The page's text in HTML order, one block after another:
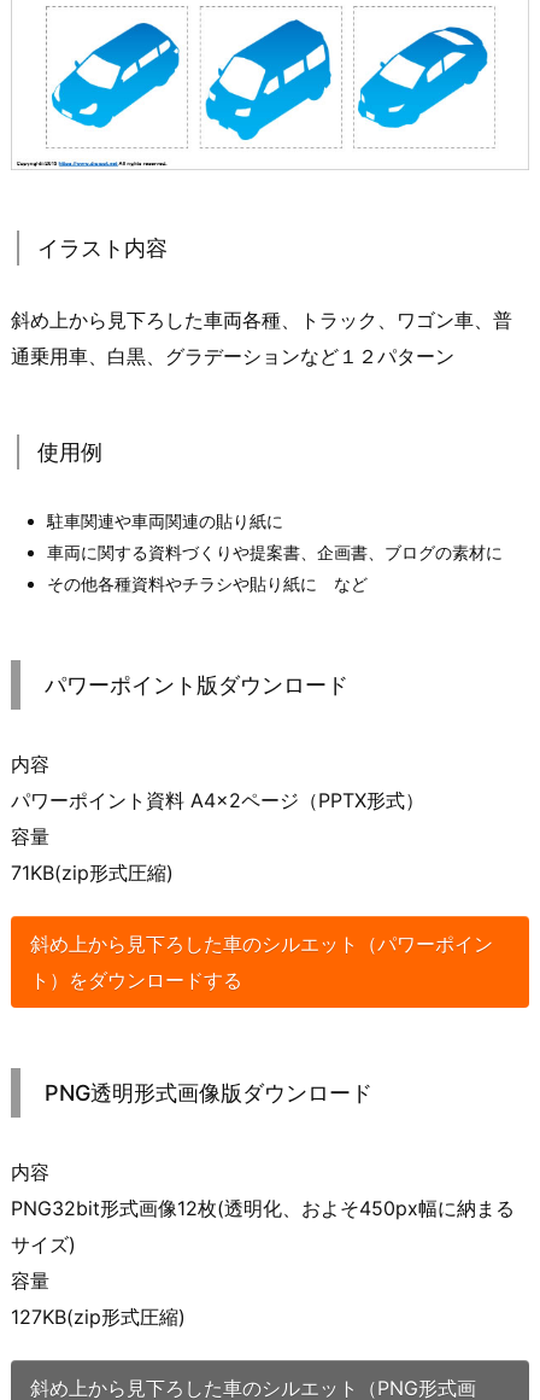
イラスト内容
斜め上から見下ろした車両各種、トラック、ワゴン車、普
通乗用車、白黒、グラデーションなど１２パターン
使用例
駐車関連や車両関連の貼り紙に
車両に関する資料づくりや提案書、企画書、ブログの素材に
その他各種資料やチラシや貼り紙に など
パワーポイント版ダウンロード
内容
パワーポイント資料 A4×2ページ（PPTX形式）
容量
71KB(zip形式圧縮)
斜め上から見下ろした車のシルエット（パワーポイン
ト）をダウンロードする
PNG透明形式画像版ダウンロード
内容
PNG32bit形式画像12枚(透明化、およそ450px幅に納まる
サイズ)
容量
127KB(zip形式圧縮)
斜め上から見下ろした車のシルエット（PNG形式画